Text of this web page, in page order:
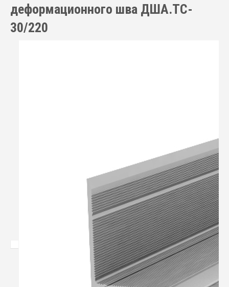
деформационного шва ДША.ТC-
30/220